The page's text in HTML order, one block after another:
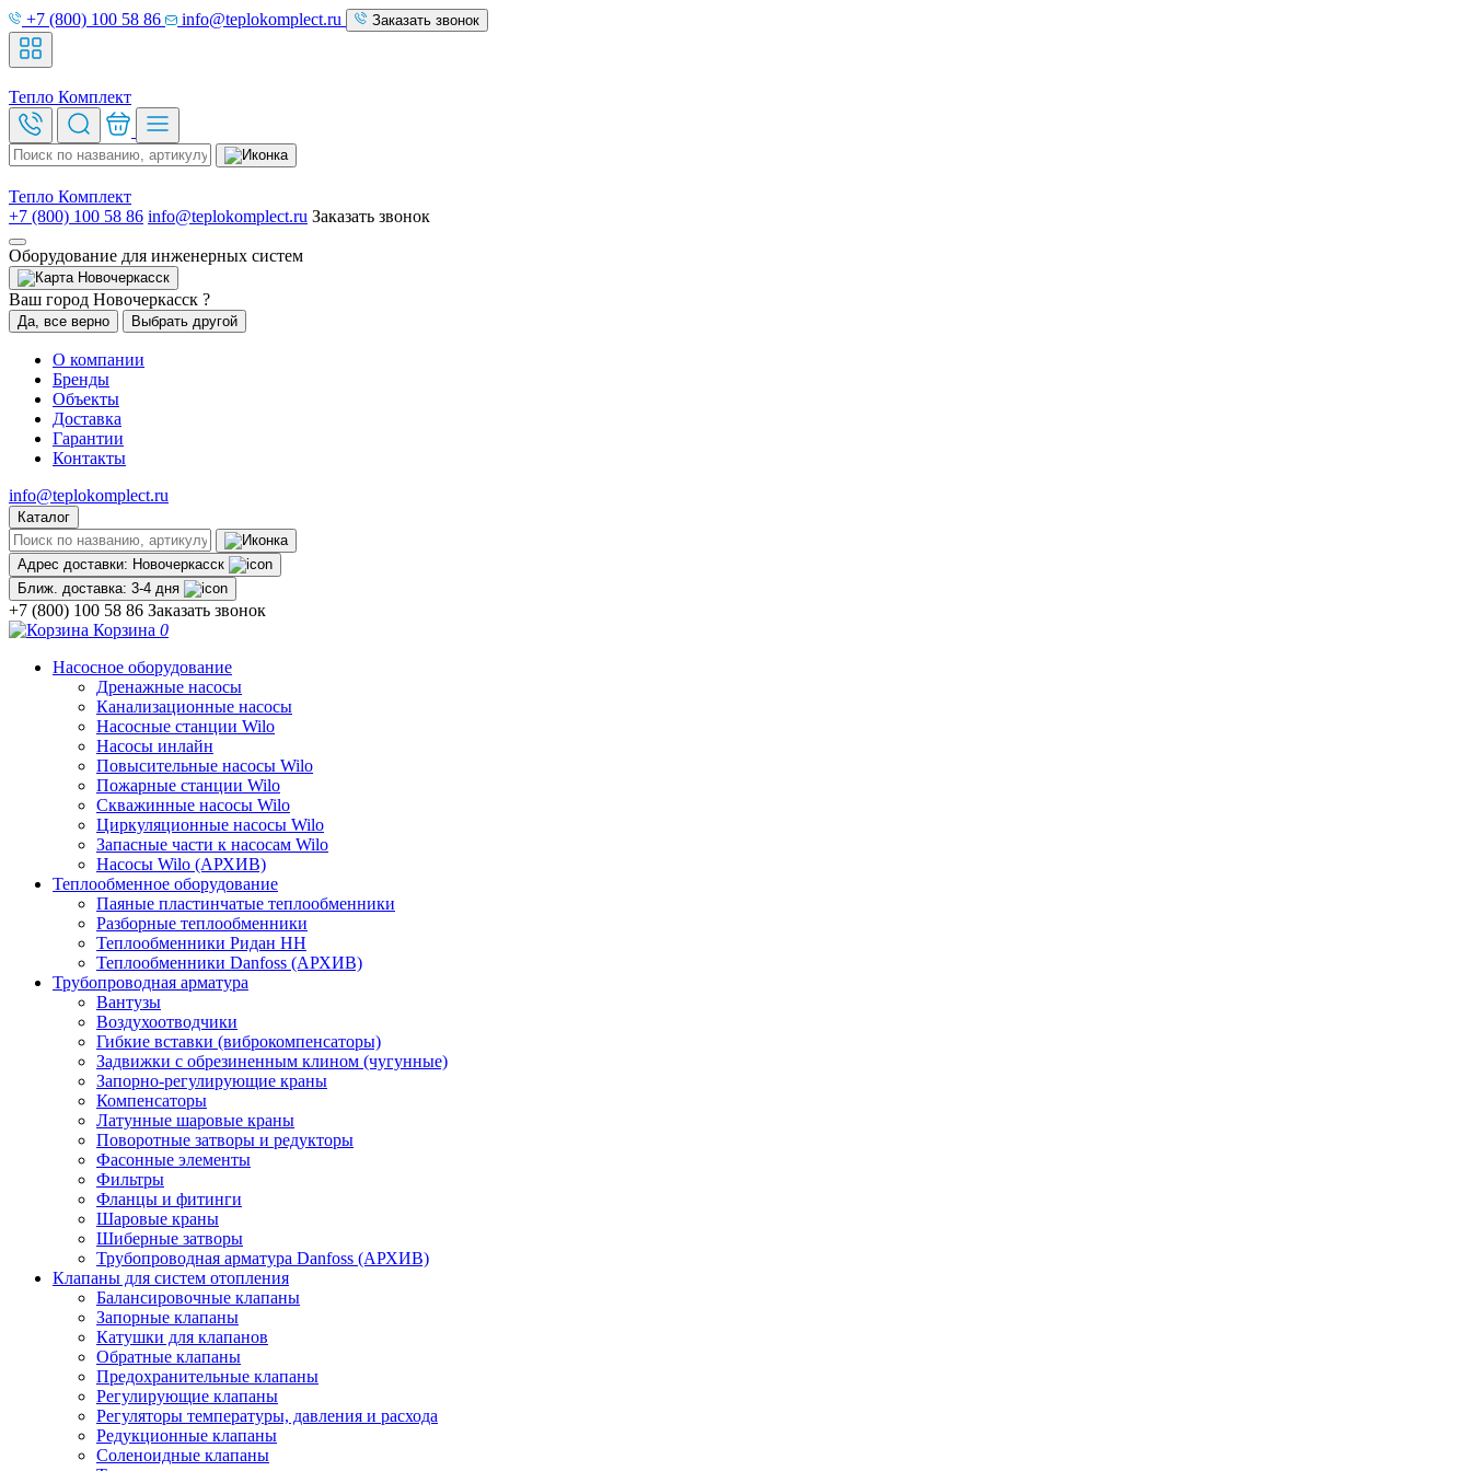
+7 (800) 100 58 86 info@teplokomplect.ru Заказать звонок
Тепло Комплект
Тепло Комплект
+7 (800) 100 58 86 info@teplokomplect.ru Заказать звонок
Оборудование для инженерных систем
Новочеркасск
Ваш город Новочеркасск ?
Да, все верно Выбрать другой
О компании
Бренды
Объекты
Доставка
Гарантии
Контакты
info@teplokomplect.ru
Каталог
Адрес доставки: Новочеркасск
Ближ. доставка: 3-4 дня
+7 (800) 100 58 86 Заказать звонок
Корзина 0
Насосное оборудование
Дренажные насосы
Канализационные насосы
Насосные станции Wilo
Насосы инлайн
Повысительные насосы Wilo
Пожарные станции Wilo
Скважинные насосы Wilo
Циркуляционные насосы Wilo
Запасные части к насосам Wilo
Насосы Wilo (АРХИВ)
Теплообменное оборудование
Паяные пластинчатые теплообменники
Разборные теплообменники
Теплообменники Ридан НН
Теплообменники Danfoss (АРХИВ)
Трубопроводная арматура
Вантузы
Воздухоотводчики
Гибкие вставки (виброкомпенсаторы)
Задвижки с обрезиненным клином (чугунные)
Запорно-регулирующие краны
Компенсаторы
Латунные шаровые краны
Поворотные затворы и редукторы
Фасонные элементы
Фильтры
Фланцы и фитинги
Шаровые краны
Шиберные затворы
Трубопроводная арматура Danfoss (АРХИВ)
Клапаны для систем отопления
Балансировочные клапаны
Запорные клапаны
Катушки для клапанов
Обратные клапаны
Предохранительные клапаны
Регулирующие клапаны
Регуляторы температуры, давления и расхода
Редукционные клапаны
Соленоидные клапаны